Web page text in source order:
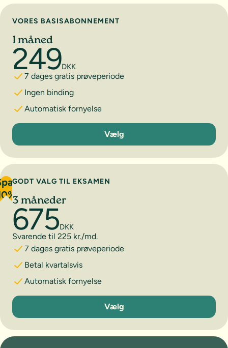
Vælg abonnement
VORES BASISABONNEMENT
1 måned
249DKK
7 dages gratis prøveperiode
Ingen binding
Automatisk fornyelse
1 måned
Vælg
GODT VALG TIL EKSAMEN
3 måneder
675DKK
Svarende til 225 kr./md.
7 dages gratis prøveperiode
Betal kvartalsvis
Automatisk fornyelse
3 måneder
Vælg